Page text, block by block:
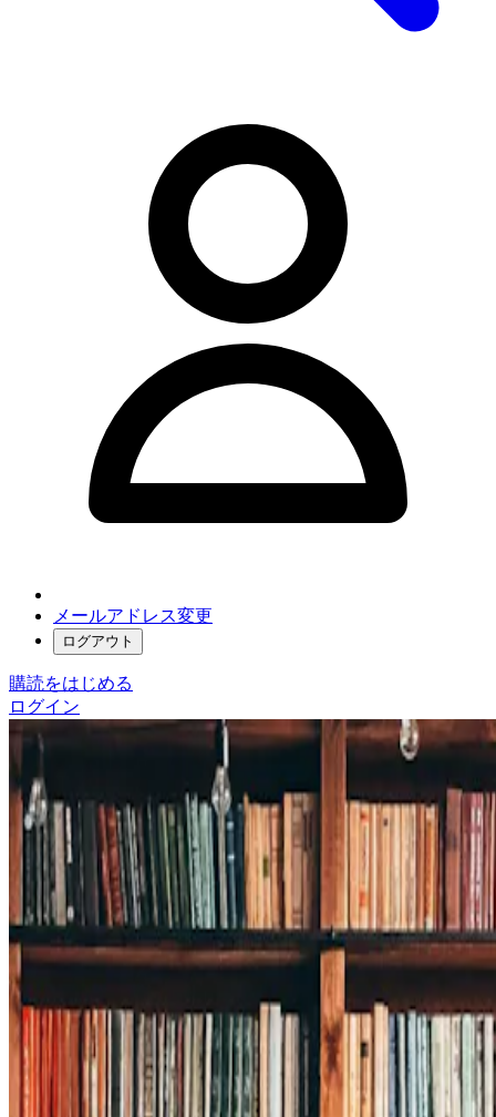
メールアドレス変更
ログアウト
購読をはじめる
ログイン